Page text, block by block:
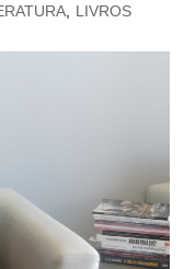
, LIVROS